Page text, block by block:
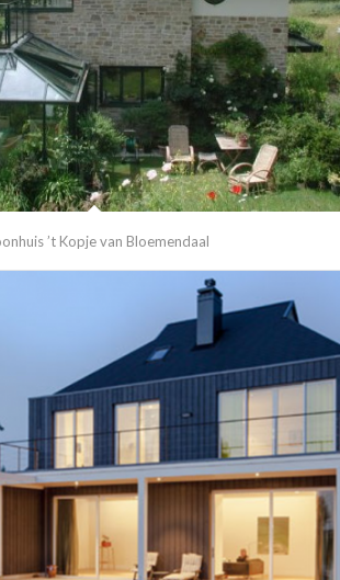
’t Kopje van Bloemendaal